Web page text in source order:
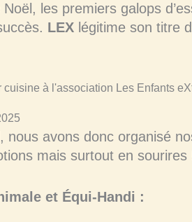
les premiers galops
LEXlégitime son titre
avons donc organisé
mais surtout en sourires
et Équi-Handi :